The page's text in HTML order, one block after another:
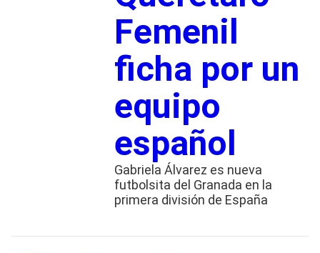
Femenil
ficha por un
equipo
español
Gabriela Álvarez es nueva
futbolsita del Granada en la
primera división de España